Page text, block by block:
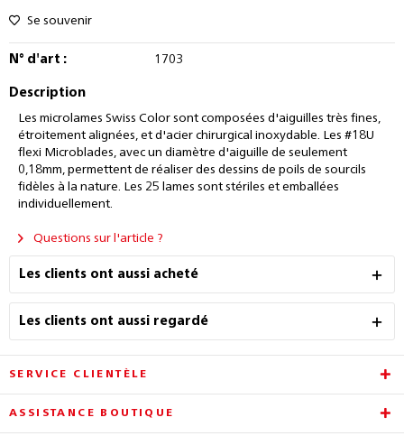
Se souvenir
N° d'art : 1703
Description
Les microlames Swiss Color sont composées d'aiguilles très fines,
étroitement alignées, et d'acier chirurgical inoxydable. Les #18U
flexi Microblades, avec un diamètre d'aiguille de seulement
0,18mm, permettent de réaliser des dessins de poils de sourcils
fidèles à la nature. Les 25 lames sont stériles et emballées
individuellement.
Questions sur l'article ?
Les clients ont aussi acheté
Les clients ont aussi regardé
SERVICE CLIENTÈLE
ASSISTANCE BOUTIQUE